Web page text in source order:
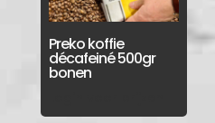
Preko koffie
décafeiné 500gr
bonen